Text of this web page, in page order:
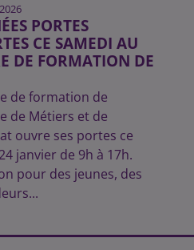
PORTES
CE SAMEDI AU
DE FORMATION DE
de formation de
de Métiers et de
ouvre ses portes ce
janvier de 9h à 17h.
pour des jeunes, des